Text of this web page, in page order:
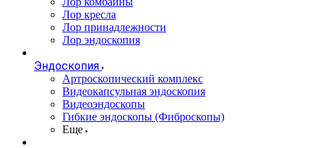
Лор кресла
Лор принадлежности
Лор эндоскопия
Эндоскопия
Артроскопический комплекс
Видеокапсульная эндоскопия
Видеоэндоскопы
Гибкие эндоскопы (Фиброcкопы)
Еще